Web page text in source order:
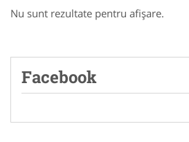
Nu sunt rezultate pentru afişare.
Facebook